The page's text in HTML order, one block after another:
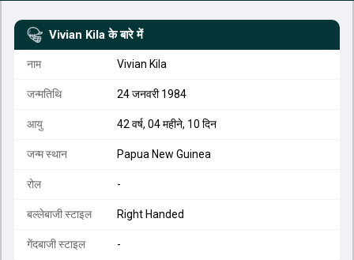
Vivian Kila के बारे में
नाम Vivian Kila
जन्मतिथि 24 जनवरी 1984
आयु 42 वर्ष, 04 महीने, 10 दिन
जन्म स्थान Papua New Guinea
रोल -
बल्लेबाजी स्टाइल Right Handed
गेंदबाजी स्टाइल -